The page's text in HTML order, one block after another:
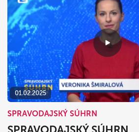
01.02.2025
SPRAVODAJSKÝ SÚHRN